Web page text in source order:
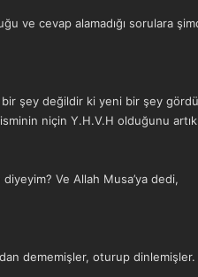
ve cevap alamadığı sorulara
bir şey değildir ki yeni bir şey
niçin Y.H.V.H olduğunu
Ve Allah Musa’ya dedi,
dememişler, oturup dinlemişler.